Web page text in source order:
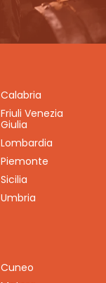
Calabria
Friuli Venezia
Giulia
Lombardia
Piemonte
Sicilia
Umbria
Cuneo